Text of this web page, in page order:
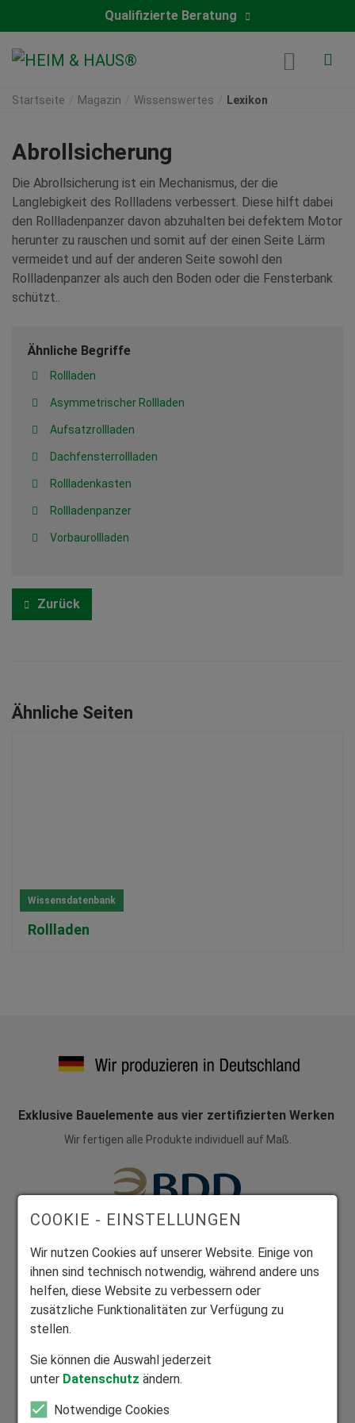
Qualifizierte Beratung
Startseite Magazin Wissenswertes Lexikon
Abrollsicherung
Die Abrollsicherung ist ein Mechanismus, der die
Langlebigkeit des Rollladens verbessert. Diese hilft dabei
den Rollladenpanzer davon abzuhalten bei defektem Motor
herunter zu rauschen und somit auf der einen Seite Lärm
vermeidet und auf der anderen Seite sowohl den
Rollladenpanzer als auch den Boden oder die Fensterbank
schützt..
Ähnliche Begriffe
Rollladen
Asymmetrischer Rollladen
Aufsatzrollladen
Dachfensterrollladen
Rollladenkasten
Rollladenpanzer
Vorbaurollladen
Zurück
Ähnliche Seiten
Wissensdatenbank
Rollladen
Exklusive Bauelemente aus vier zertifizierten Werken
Wir fertigen alle Produkte individuell auf Maß.
Mitglied Bundesverband Direktvertrieb
Seriöser Direktvertrieb zum Nutzen unserer Kunden.
Mitglied Bundesverband Rollladen und Sonnenschutz
COOKIE - EINSTELLUNGEN
Wir nutzen Cookies auf unserer Website. Einige von
ihnen sind technisch notwendig, während andere uns
helfen, diese Website zu verbessern oder
zusätzliche Funktionalitäten zur Verfügung zu
stellen.
Sie können die Auswahl jederzeit
unter Datenschutz ändern.
Notwendige Cookies